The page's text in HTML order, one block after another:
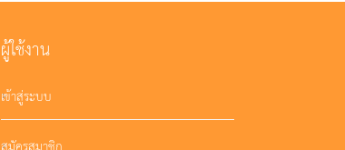
ผู้ใช้งาน
เข้าสู่ระบบ
สมัครสมาชิก